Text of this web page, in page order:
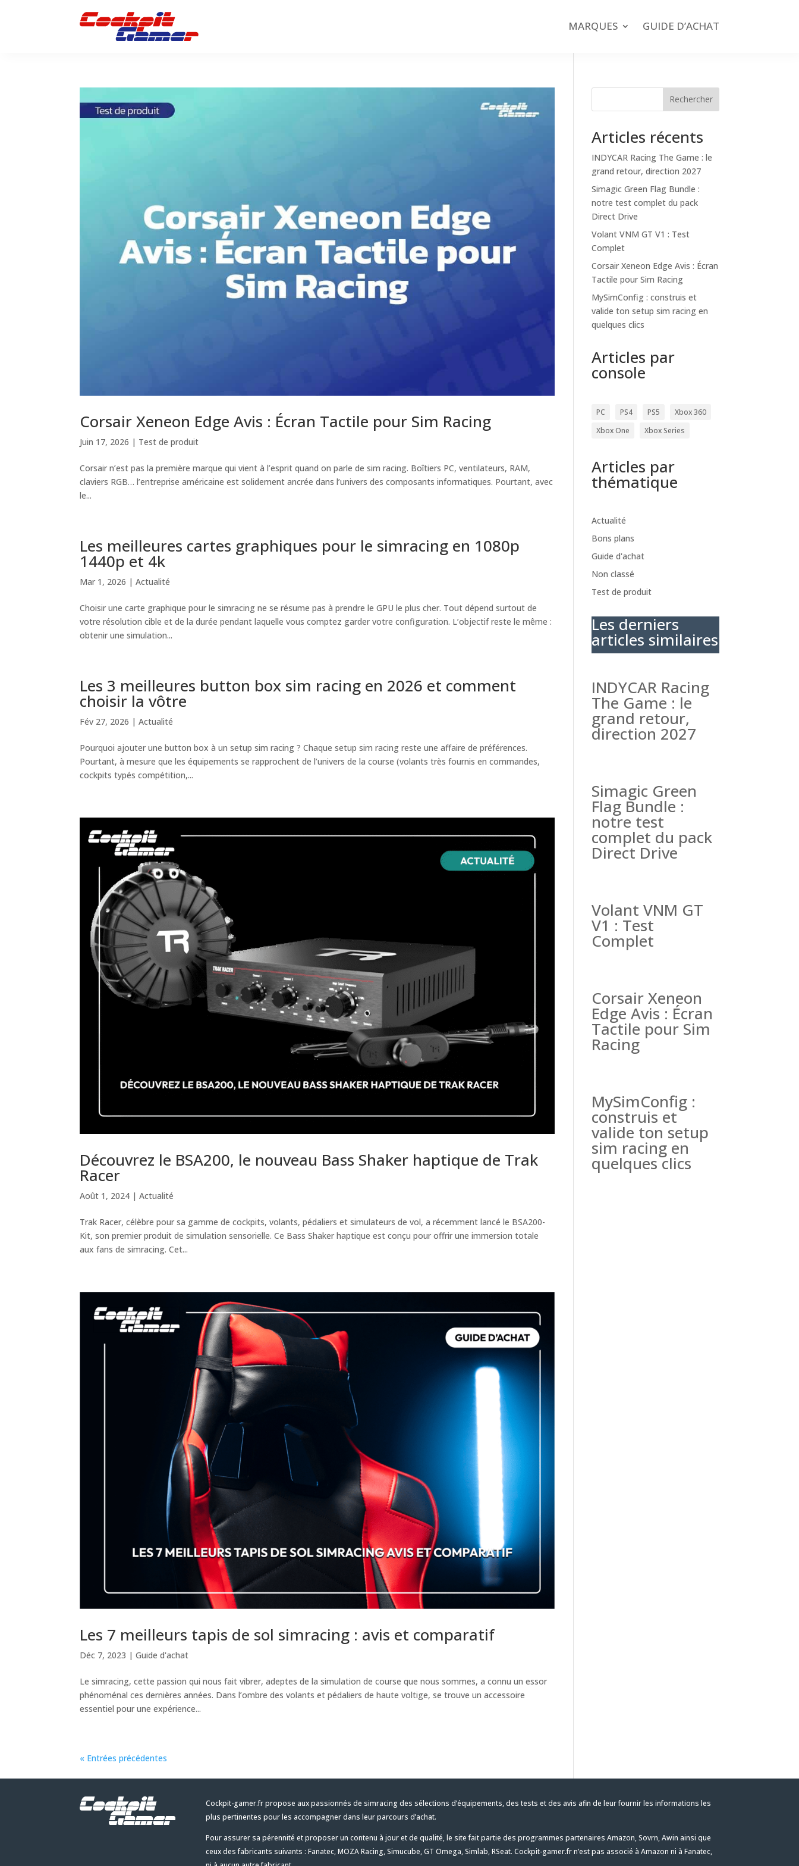
MARQUES GUIDE D’ACHAT
Corsair Xeneon Edge Avis : Écran Tactile pour Sim Racing
Juin 17, 2026 | Test de produit
Corsair n’est pas la première marque qui vient à l’esprit quand on parle de sim racing. Boîtiers PC, ventilateurs, RAM,
claviers RGB… l’entreprise américaine est solidement ancrée dans l’univers des composants informatiques. Pourtant, avec
le...
Les meilleures cartes graphiques pour le simracing en 1080p
1440p et 4k
Mar 1, 2026 |Actualité
Choisir une carte graphique pour le simracing ne se résume pas à prendre le GPU le plus cher. Tout dépend surtout de
votre résolution cible et de la durée pendant laquelle vous comptez garder votre configuration. L’objectif reste le même :
obtenir une simulation...
Les 3 meilleures button box sim racing en 2026 et comment
choisir la vôtre
Fév 27, 2026 |Actualité
Pourquoi ajouter une button box à un setup sim racing ? Chaque setup sim racing reste une affaire de préférences.
Pourtant, à mesure que les équipements se rapprochent de l’univers de la course (volants très fournis en commandes,
cockpits typés compétition,...
Découvrez le BSA200, le nouveau Bass Shaker haptique de Trak
Racer
Août 1, 2024 |Actualité
Trak Racer, célèbre pour sa gamme de cockpits, volants, pédaliers et simulateurs de vol, a récemment lancé le BSA200-
Kit, son premier produit de simulation sensorielle. Ce Bass Shaker haptique est conçu pour offrir une immersion totale
aux fans de simracing. Cet...
Les 7 meilleurs tapis de sol simracing : avis et comparatif
Déc 7, 2023 |Guide d'achat
Le simracing, cette passion qui nous fait vibrer, adeptes de la simulation de course que nous sommes, a connu un essor
phénoménal ces dernières années. Dans l’ombre des volants et pédaliers de haute voltige, se trouve un accessoire
essentiel pour une expérience...
« Entrées précédentes
Rechercher
Articles récents
INDYCAR Racing The Game : le
grand retour, direction 2027
Simagic Green Flag Bundle :
notre test complet du pack
Direct Drive
Volant VNM GT V1 : Test
Complet
Corsair Xeneon Edge Avis : Écran
Tactile pour Sim Racing
MySimConfig : construis et
valide ton setup sim racing en
quelques clics
Articles par
console
PC PS4 PS5
Xbox 360
Xbox One
Xbox Series
Articles par
thématique
Actualité
Bons plans
Guide d'achat
Non classé
Test de produit
Les derniers
articles similaires
INDYCAR Racing
The Game : le
grand retour,
direction 2027
Simagic Green
Flag Bundle :
notre test
complet du pack
Direct Drive
Volant VNM GT
V1 : Test
Complet
Corsair Xeneon
Edge Avis : Écran
Tactile pour Sim
Racing
MySimConfig :
construis et
valide ton setup
sim racing en
quelques clics
Cockpit-gamer.fr propose aux passionnés de simracing des sélections d’équipements, des tests et des avis afin de leur fournir les informations les
plus pertinentes pour les accompagner dans leur parcours d’achat.
Pour assurer sa pérennité et proposer un contenu à jour et de qualité, le site fait partie des programmes partenaires Amazon, Sovrn, Awin ainsi que
ceux des fabricants suivants : Fanatec, MOZA Racing, Simucube, GT Omega, Simlab, RSeat. Cockpit-gamer.fr n’est pas associé à Amazon ni à Fanatec,